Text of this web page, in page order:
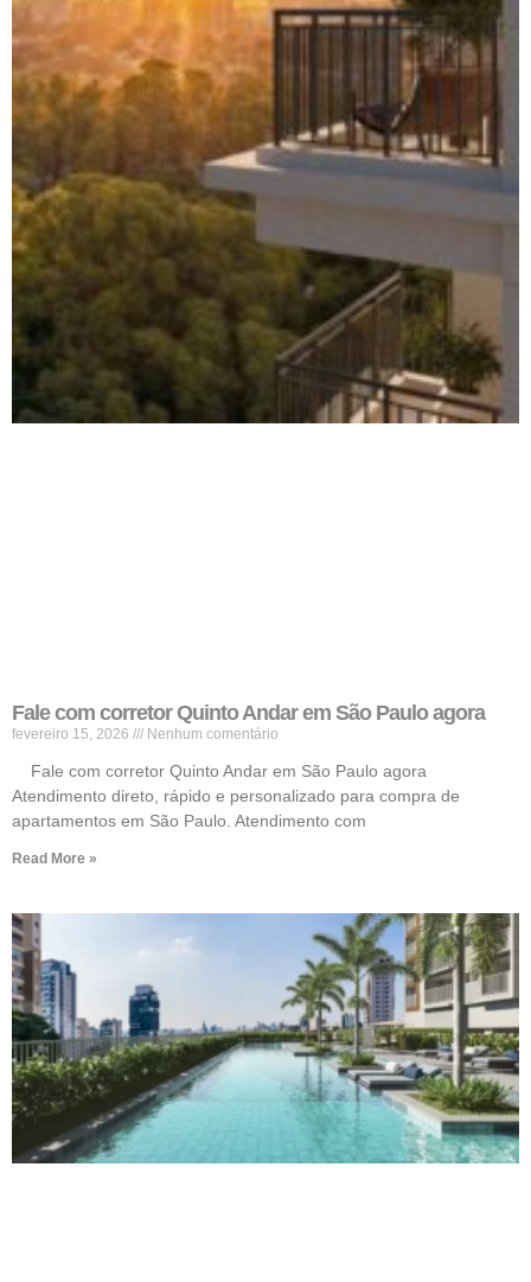
Fale com corretor Quinto Andar em São Paulo agora
fevereiro 15, 2026 Nenhum comentário
Fale com corretor Quinto Andar em São Paulo agora
Atendimento direto, rápido e personalizado para compra de
apartamentos em São Paulo. Atendimento com
Read More »